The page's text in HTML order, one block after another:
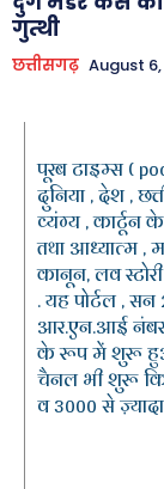
गुत्थी
छत्तीसगढ़ August
पूरब टाइम्स (
दुनिया , देश ,
व्यंग्य , कार्टून
तथा आध्यात्म ,
कानून, लव
. यह पोर्टल ,
आर.एन.आई नंबर
के रूप में शुरू हुआ
चैनल भी शुरू
व 3000 से